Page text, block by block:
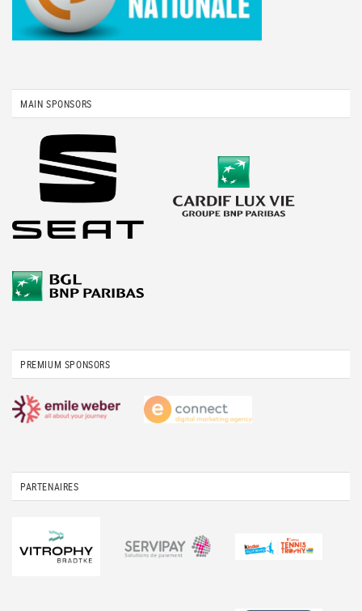
MAIN SPONSORS
PREMIUM SPONSORS
PARTENAIRES